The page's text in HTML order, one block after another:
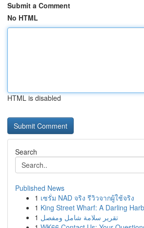
Submit a Comment
No HTML
HTML is disabled
Search
Published News
1 เซรั่ม NAD จริง รีวิวจากผู้ใช้จริง
1 King Street Wharf: A Darling
1 تقرير سلامة شامل ومفصل